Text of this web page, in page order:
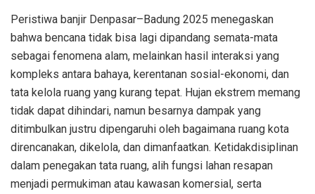
Peristiwa banjir Denpasar–Badung 2025 menegaskan
bahwa bencana tidak bisa lagi dipandang semata-mata
sebagai fenomena alam, melainkan hasil interaksi yang
kompleks antara bahaya, kerentanan sosial-ekonomi, dan
tata kelola ruang yang kurang tepat. Hujan ekstrem memang
tidak dapat dihindari, namun besarnya dampak yang
ditimbulkan justru dipengaruhi oleh bagaimana ruang kota
direncanakan, dikelola, dan dimanfaatkan. Ketidakdisiplinan
dalam penegakan tata ruang, alih fungsi lahan resapan
menjadi permukiman atau kawasan komersial, serta